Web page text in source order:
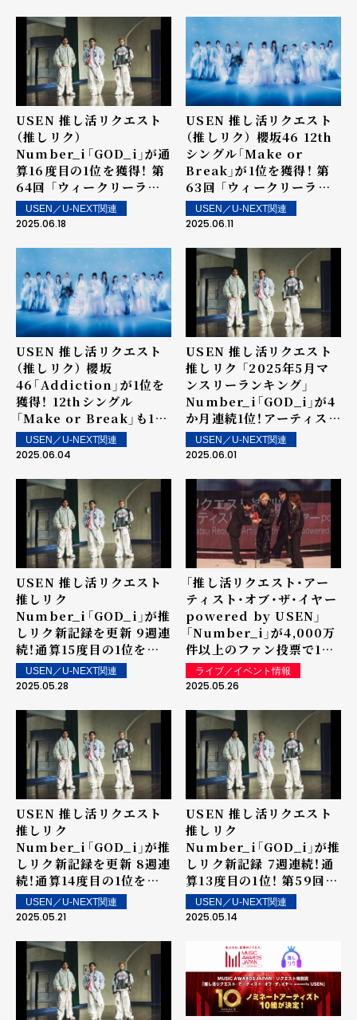
USEN 推し活リクエスト
（推しリク）
Number_i「GOD_i」が通
算16度目の1位を獲得！ 第
64回 「ウィークリーラン
キング」を発表～ 上位ラン
クイン楽曲は街中・店内で
USEN／U-NEXT関連
2025.06.18
USEN 推し活リクエスト
（推しリク） 櫻坂46 12th
シングル「Make or
Break」が1位を獲得！ 第
63回 「ウィークリーラン
キング」を発表～ 上位ラン
クイン楽曲は街中・店内で
USEN／U-NEXT関連
2025.06.11
USEN 推し活リクエスト
（推しリク） 櫻坂
46「Addiction」が1位を
獲得！ 12thシングル
「Make or Break」も15
位にランクイン！第62回
「ウィークリーランキン
ン楽曲は街中・店内で配
信！
USEN／U-NEXT関連
2025.06.04
USEN 推し活リクエスト
推しリク 「2025年5月マ
ンスリーランキング」
Number_i「GOD_i」が4
か月連続1位！アーティスト
としては6か月連続の1位
を記録！
USEN／U-NEXT関連
2025.06.01
USEN 推し活リクエスト
推しリク
Number_i「GOD_i」が推
しリク新記録を更新 9週連
続！通算15度目の1位を獲
得！ 第61回 「ウィークリー
ランキング」を発表～ 上位
内で配信！
USEN／U-NEXT関連
2025.05.28
「推し活リクエスト・アー
ティスト・オブ・ザ・イヤー
powered by USEN」
「Number_i」が4,000万
件以上のファン投票で1位
に決定！ 5/22（木）
「MUSIC AWARDS
Ceremony」で発表・表彰
ライブ／イベント情報
2025.05.26
USEN 推し活リクエスト
推しリク
Number_i「GOD_i」が推
しリク新記録を更新 8週連
続！通算14度目の1位を獲
得！ 第60回 「ウィークリ
ーランキング」を発表～ 上
店内で配信！
USEN／U-NEXT関連
2025.05.21
USEN 推し活リクエスト
推しリク
Number_i「GOD_i」が推
しリク新記録 7週連続！通
算13度目の1位！ 第59回
「ウィークリーランキン
グ」を発表～ 上位ランクイ
USEN／U-NEXT関連
2025.05.14